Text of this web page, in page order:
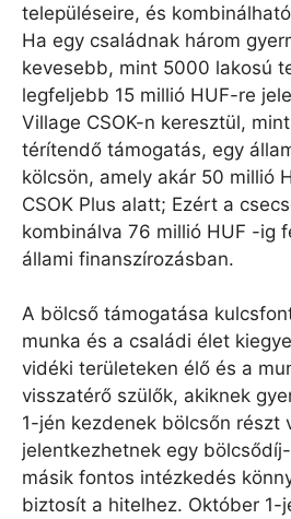
településeire, és
Ha egy családnak három
kevesebb, mint 5000 lakosú
legfeljebb 15 millió HUF-re
Village CSOK-n keresztül,
térítendő támogatás, egy
kölcsön, amely akár 50 millió
CSOK Plus alatt; Ezért a
kombinálva 76 millió HUF -ig
állami finanszírozásban.
A bölcső támogatása
munka és a családi élet
vidéki területeken élő és a
visszatérő szülők, akiknek
1-jén kezdenek bölcsőn részt
jelentkezhetnek egy
másik fontos intézkedés
biztosít a hitelhez. Október 1-